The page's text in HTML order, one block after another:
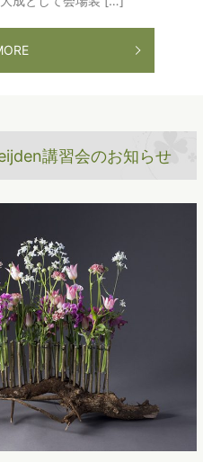
講習会のお知らせ